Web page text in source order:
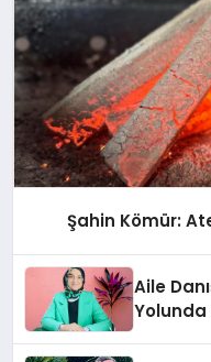
Şahin Kömür:
Aile
Yolunda